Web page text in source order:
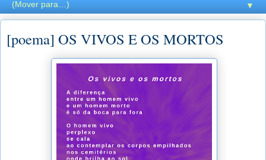
▼
[poema] OS VIVOS E OS MORTOS